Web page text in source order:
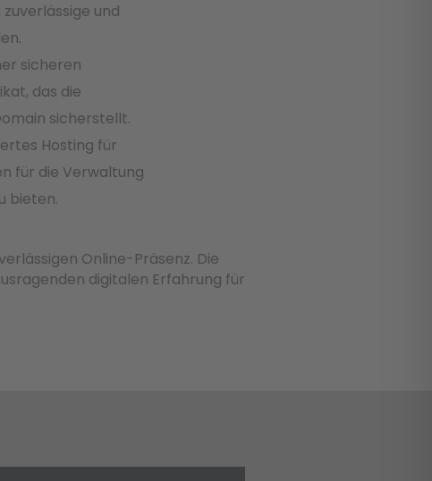
zuverlässige und
sicheren
das die
sicherstellt.
Hosting für
für die Verwaltung
bieten.
Online-Präsenz. Die
digitalen Erfahrung für